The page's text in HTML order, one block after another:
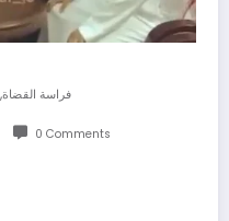
فراسة القضاة
0 Comments